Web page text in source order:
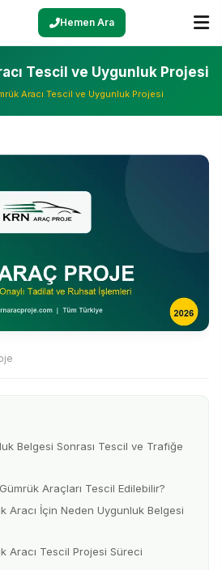
Hemen Ara
Tescil ve Uygunluk Projesi
Aracı Tescil ve Uygunluk Projesi
Belgesi Sonrası Tescil ve Trafiğe
Araçları Tescil Edilebilir?
Aracı İçin Neden Uygunluk Belgesi
Aracı Tescil Projesi Süreci